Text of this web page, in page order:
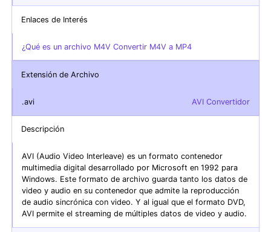
Enlaces de Interés
¿Qué es un archivo M4V Convertir M4V a MP4
Extensión de Archivo
.avi AVI Convertidor
Descripción
AVI (Audio Video Interleave) es un formato contenedor
multimedia digital desarrollado por Microsoft en 1992 para
Windows. Este formato de archivo guarda tanto los datos de
video y audio en su contenedor que admite la reproducción
de audio sincrónica con video. Y al igual que el formato DVD,
AVI permite el streaming de múltiples datos de video y audio.